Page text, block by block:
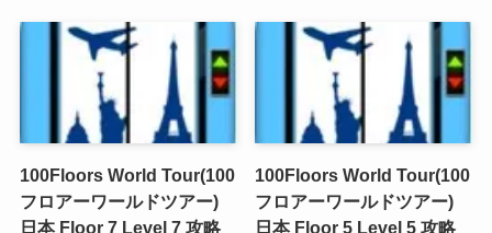
100Floors World Tour(100
フロアーワールドツアー)
日本 Floor 7 Level 7 攻略
100Floors World Tour(100
フロアーワールドツアー)
日本 Floor 5 Level 5 攻略